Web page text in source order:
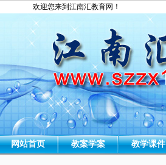
欢迎您来到江南汇教育网！
网站首页 教案学案 教学课件